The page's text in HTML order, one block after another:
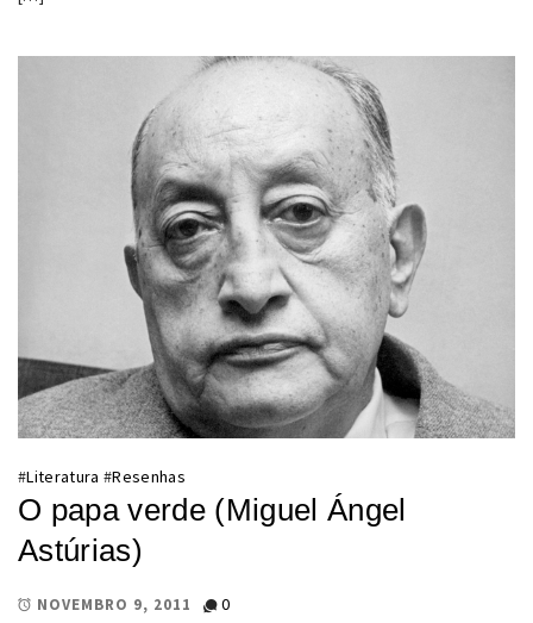
#Literatura #Resenhas
O papa verde (Miguel Ángel
Astúrias)
NOVEMBRO 9, 2011
0